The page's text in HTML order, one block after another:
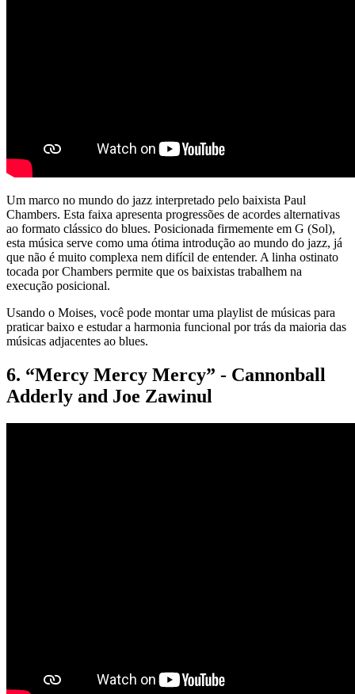
Um marco no mundo do jazz interpretado pelo baixista Paul
Chambers. Esta faixa apresenta progressões de acordes alternativas
ao formato clássico do blues. Posicionada firmemente em G (Sol),
esta música serve como uma ótima introdução ao mundo do jazz, já
que não é muito complexa nem difícil de entender. A linha ostinato
tocada por Chambers permite que os baixistas trabalhem na
execução posicional.
Usando o Moises, você pode montar uma playlist de músicas para
praticar baixo e estudar a harmonia funcional por trás da maioria das
músicas adjacentes ao blues.
6. “Mercy Mercy Mercy” - Cannonball
Adderly and Joe Zawinul